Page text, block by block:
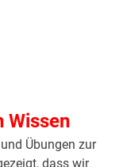
Wissen
Übungen zur
dass wir